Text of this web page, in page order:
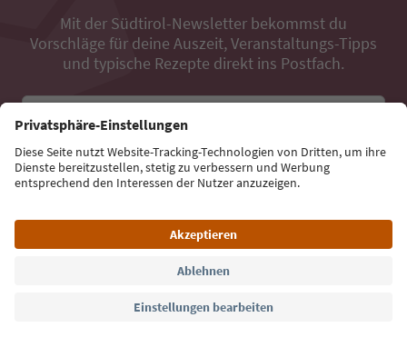
Mit der Südtirol-Newsletter bekommst du
Vorschläge für deine Auszeit, Veranstaltungs-Tipps
und typische Rezepte direkt ins Postfach.
E-Mail Adresse
Jetzt anmelden